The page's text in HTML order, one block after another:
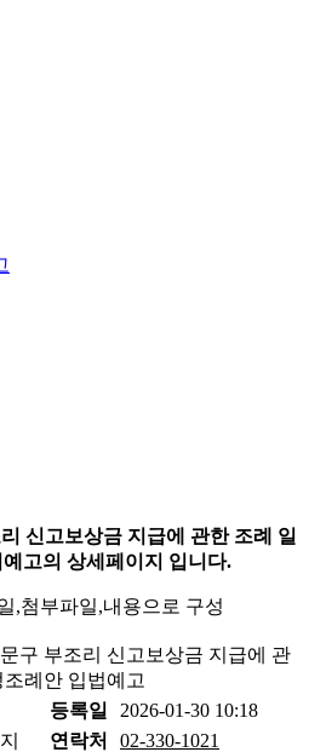
신고보상금 지급에 관한 조례 일
고의 상세페이지 입니다.
,첨부파일,내용으로 구성
구 부조리 신고보상금 지급에 관
례안 입법예고
등록일
2026-01-30 10:18
연락처 02-330-1021